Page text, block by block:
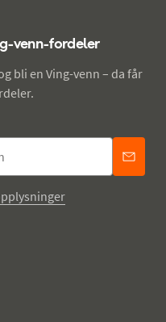
venn-fordeler
bli en Ving-venn – da får